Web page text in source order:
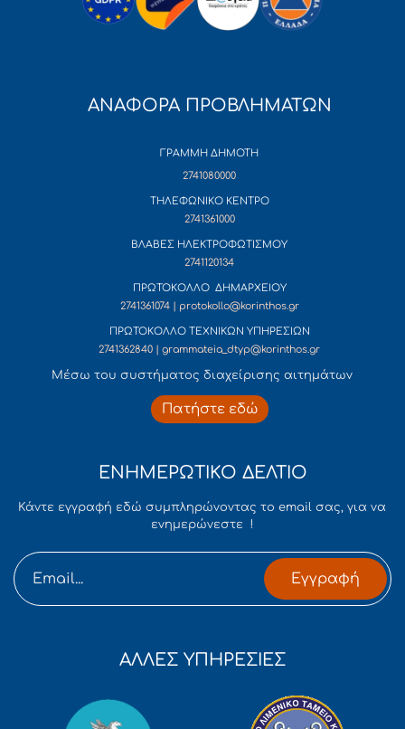
ΑΝΑΦΟΡΑ ΠΡΟΒΛΗΜΑΤΩΝ
ΓΡΑΜΜΗ ΔΗΜΟΤΗ
2741080000
ΤΗΛΕΦΩΝΙΚΟ ΚΕΝΤΡΟ
2741361000
ΒΛΑΒΕΣ ΗΛΕΚΤΡΟΦΩΤΙΣΜΟΥ
2741120134
ΠΡΩΤΟΚΟΛΛΟ ΔΗΜΑΡΧΕΙΟΥ
2741361074 | protokollo@korinthos.gr
ΠΡΩΤΟΚΟΛΛΟ ΤΕΧΝΙΚΩΝ ΥΠΗΡΕΣΙΩΝ
2741362840 | grammateia_dtyp@korinthos.gr
Mέσω του συστήματος διαχείρισης αιτημάτων
Πατήστε εδώ
ΕΝΗΜΕΡΩΤΙΚΟ ΔΕΛΤΙΟ
Κάντε εγγραφή εδώ συμπληρώνοντας το email σας, για να
ενημερώνεστε !
Εγγραφή
ΑΛΛΕΣ ΥΠΗΡΕΣΙΕΣ